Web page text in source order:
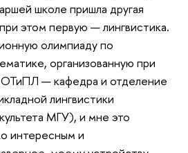
школе пришла другая
этом первую — лингвистика.
олимпиаду по
организованную при
— кафедра и отделение
лингвистики
МГУ), и мне это
интересным и